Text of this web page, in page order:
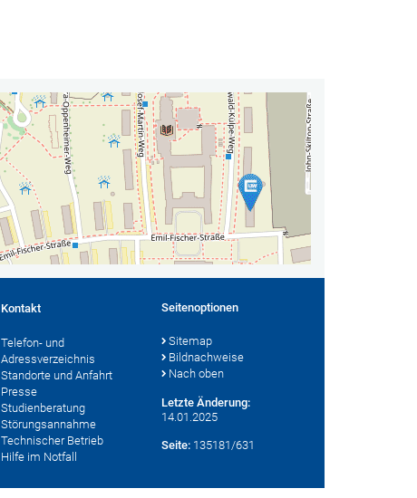
Kontakt
Telefon- und
Adressverzeichnis
Standorte und Anfahrt
Presse
Studienberatung
Störungsannahme
Technischer Betrieb
Hilfe im Notfall
Seitenoptionen
Sitemap
Bildnachweise
Nach oben
Letzte Änderung:
14.01.2025
Seite: 135181/631